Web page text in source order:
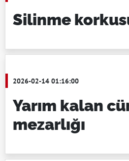
Silinme
2026-02-14 01:16:00
Yarım kalan
mezarlığı